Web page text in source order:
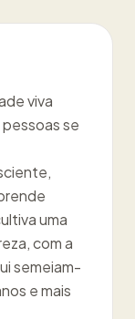
viva
se
uma
com a
semeiam-
e mais